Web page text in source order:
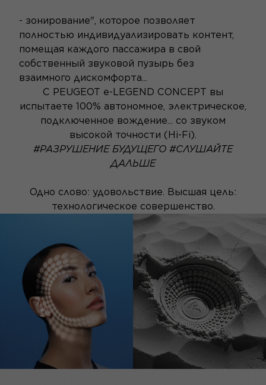
- зонирование", которое позволяет
полностью индивидуализировать контент,
помещая каждого пассажира в свой
собственный звуковой пузырь без
взаимного дискомфорта...
С PEUGEOT e-LEGEND CONCEPT вы
испытаете 100% автономное, электрическое,
подключенное вождение... со звуком
высокой точности (Hi-Fi).
#РАЗРУШЕНИЕ БУДУЩЕГО #СЛУШАЙТЕ
ДАЛЬШЕ
Одно слово: удовольствие. Высшая цель:
технологическое совершенство.